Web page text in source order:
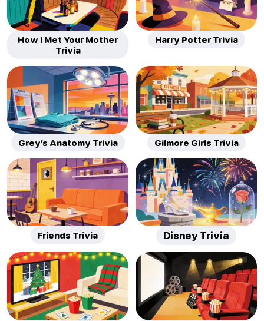
How I Met Your Mother
Trivia
Harry Potter Trivia
Grey’s Anatomy Trivia Gilmore Girls Trivia
Friends Trivia Disney Trivia